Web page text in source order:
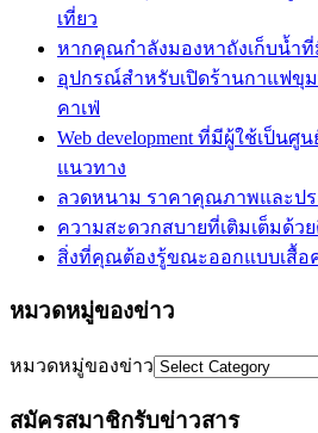
เที่ยว
หากคุณกำลังมองหาถังเก็บน้
อุปกรณ์สำหรับเปิดร้านกาแฟขุ
คาเฟ่
Web development ที่มีผู้ใช้เป็น
แนวทาง
ลวดหนาม ราคาคุณภาพและปร
ความสะดวกสบายที่เติมเต็มด้ว
สิ่งที่คุณต้องรู้ขณะออกแบบเสื้
หมวดหมู่ของข่าว
หมวดหมู่ของข่าว
สมัครสมาชิกรับข่าวสาร